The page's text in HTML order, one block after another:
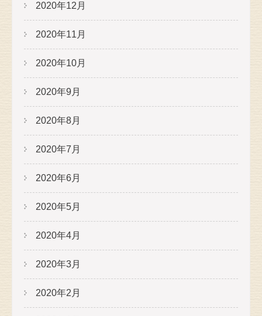
2020年12月
2020年11月
2020年10月
2020年9月
2020年8月
2020年7月
2020年6月
2020年5月
2020年4月
2020年3月
2020年2月